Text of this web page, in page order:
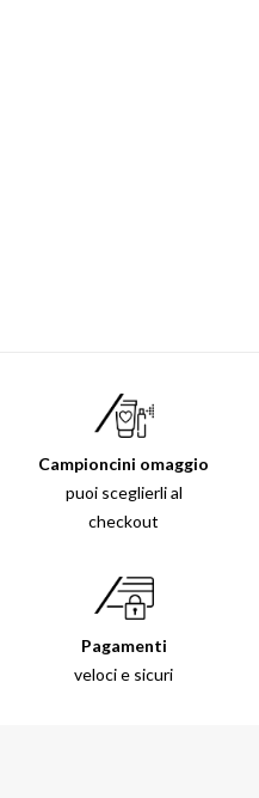
Campioncini omaggio
puoi sceglierli al
checkout
Pagamenti
veloci e sicuri